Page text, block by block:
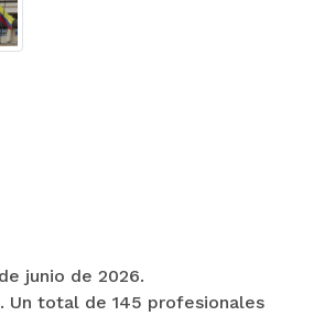
junio de 2026.
Un total de 145 profesionales